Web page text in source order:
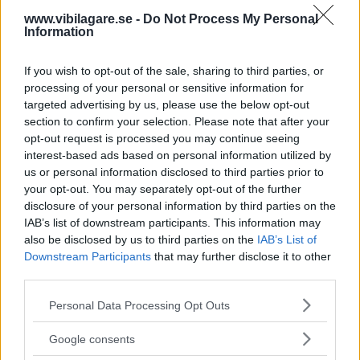
www.vibilagare.se - Do Not Process My Personal
Information
If you wish to opt-out of the sale, sharing to third parties, or
processing of your personal or sensitive information for
targeted advertising by us, please use the below opt-out
section to confirm your selection. Please note that after your
opt-out request is processed you may continue seeing
interest-based ads based on personal information utilized by
us or personal information disclosed to third parties prior to
your opt-out. You may separately opt-out of the further
disclosure of your personal information by third parties on the
IAB’s list of downstream participants. This information may
also be disclosed by us to third parties on the IAB’s List of
Downstream Participants that may further disclose it to other
Please note that this website/app uses one or more Google
not limited to your visit or usage behaviour. You may click to
Personal Data Processing Opt Outs
Google consents
”En befrielse att sätta
sig i Honda Jazz”
LÅNGTEST 27 maj 2021 Efter 1 400 mil i Vi Bilägares
långtestbil Honda Jazz har vår provförare nästan bara
positiva omdömen. Men det finns några nackdelar som
skaver.
0 kommentarer Gasa (7) Bromsa
Plus och minus med
långtestbilarna: Buller,
buggfest och småbilar
som överraskar
LÅNGTEST 10 maj 2021 Det är dags för förarbyte i våra
långtestbilar. Förarna klagar på irriterande buggar och hög
bullernivå, men hittar också några dolda pärlor.